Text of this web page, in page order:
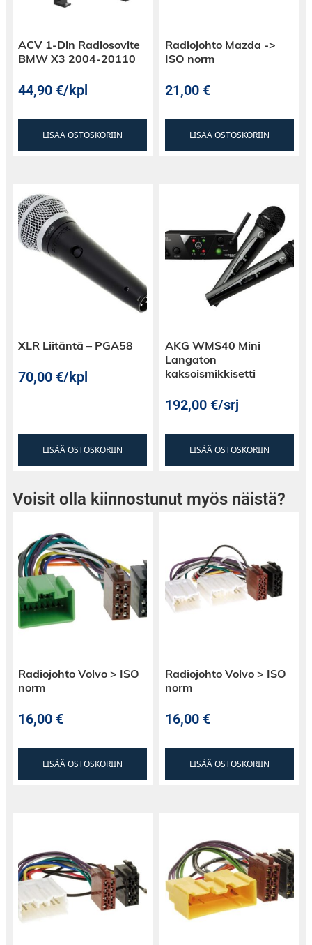
ACV 1-Din Radiosovite
BMW X3 2004-20110
44,90€/kpl
LISÄÄ OSTOSKORIIN
Radiojohto Mazda ->
ISO norm
21,00€
LISÄÄ OSTOSKORIIN
XLR Liitäntä – PGA58
70,00€/kpl
LISÄÄ OSTOSKORIIN
AKG WMS40 Mini
Langaton
kaksoismikkisetti
192,00€/srj
LISÄÄ OSTOSKORIIN
Voisit olla kiinnostunut myös näistä?
Radiojohto Volvo > ISO
norm
16,00€
LISÄÄ OSTOSKORIIN
Radiojohto Volvo > ISO
norm
16,00€
LISÄÄ OSTOSKORIIN